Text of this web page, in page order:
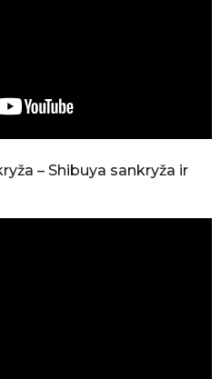
– Shibuya sankryža ir